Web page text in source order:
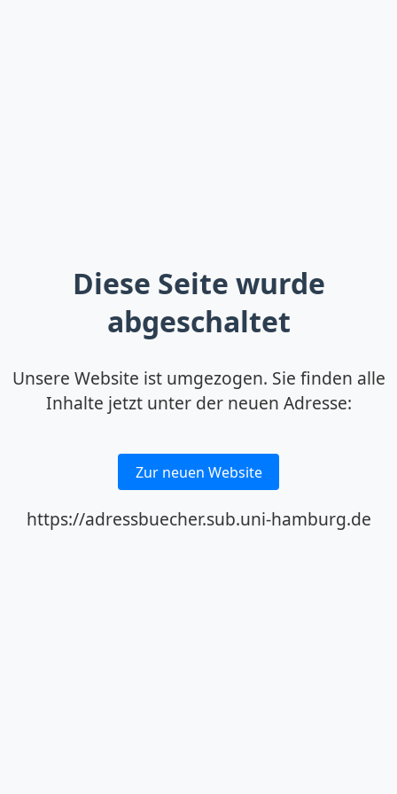
Diese Seite wurde
abgeschaltet
Unsere Website ist umgezogen. Sie finden alle
Inhalte jetzt unter der neuen Adresse:
Zur neuen Website
https://adressbuecher.sub.uni-hamburg.de